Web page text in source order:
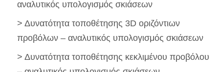
αναλυτικός υπολογισμός σκιάσεων
> Δυνατότητα τοποθέτησης 3D οριζόντιων
προβόλων – αναλυτικός υπολογισμός σκιάσεων
> Δυνατότητα τοποθέτησης κεκλιμένου προβόλου